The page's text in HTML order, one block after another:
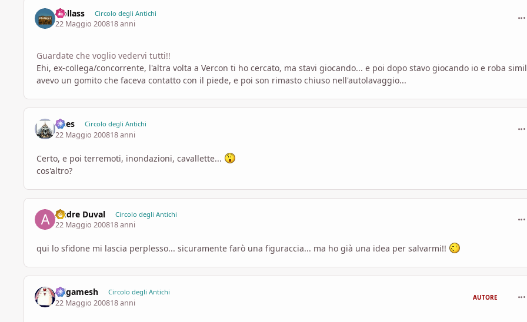
Uollass Circolo degli Antichi
22 Maggio 200818 anni
Guardate che voglio vedervi tutti!!
Ehi, ex-collega/concorrente, l'altra volta a Vercon ti ho cercato, ma stavi giocando... e poi dopo stavo giocando io e roba
avevo un gomito che faceva contatto con il piede, e poi son rimasto chiuso nell'autolavaggio...
Dees Circolo degli Antichi
22 Maggio 200818 anni
Certo, e poi terremoti, inondazioni, cavallette...
cos'altro?
Andre Duval Circolo degli Antichi
22 Maggio 200818 anni
qui lo sfidone mi lascia perplesso... sicuramente farò una figuraccia... ma ho già una idea per salvarmi!!
Gilgamesh Circolo degli Antichi
22 Maggio 200818 anni
AUTORE